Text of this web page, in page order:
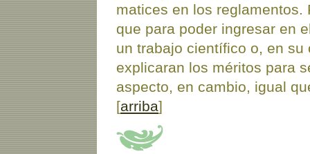
matices en los
que para poder ingresar en
un trabajo científico o, en
explicaran los méritos para
aspecto, en cambio, igual
[arriba]